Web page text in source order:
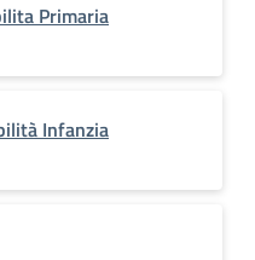
Primaria
Infanzia